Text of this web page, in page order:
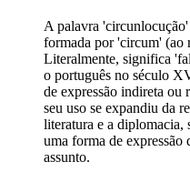
A palavra
formada por 'circum' (ao
Literalmente, significa
o português no século
de expressão indireta
seu uso se expandiu da
literatura e a diplomacia,
uma forma de expressão
assunto.